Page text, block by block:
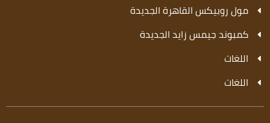
مول روبيكس القاهرة الجديدة
كمبوند جيمس زايد الجديدة
اللغات
اللغات